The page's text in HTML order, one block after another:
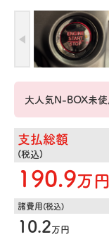
大人気N-BOX未使
支払総額
(税込)
190.9万円
諸費用(税込)
10.2万円